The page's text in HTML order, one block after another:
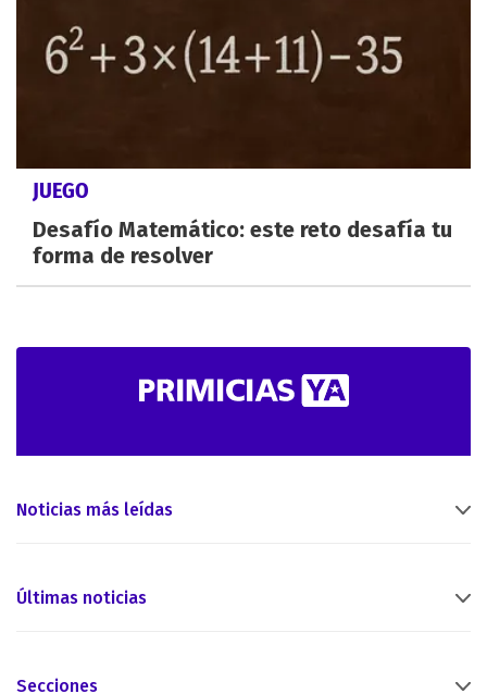
JUEGO
Desafío Matemático: este reto desafía tu
forma de resolver
Noticias más leídas
Últimas noticias
Secciones